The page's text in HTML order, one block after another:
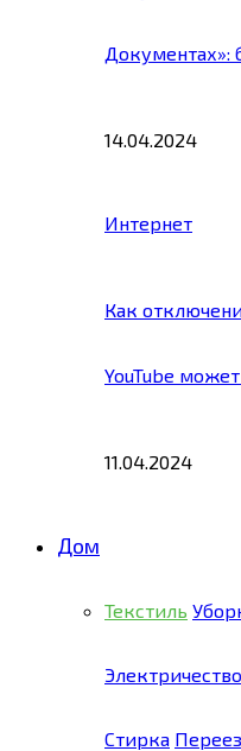
Документах»:
14.04.2024
Интернет
Как
YouTube
11.04.2024
Дом
Текстиль
Электричество
Стирка